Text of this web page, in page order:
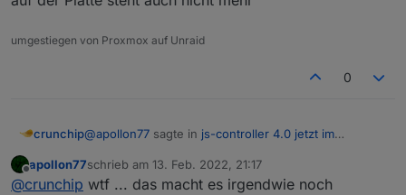
umgestiegen von Proxmox auf Unraid
0
crunchip@apollon77 sagte in js-controller 4.0 jetzt im
Ist dad das Log aus dem Admin?
apollon77schrieb am 13. Feb. 2022, 21:17
zuletzt editiert von
@crunchip wtf ... das macht es irgendwie noch